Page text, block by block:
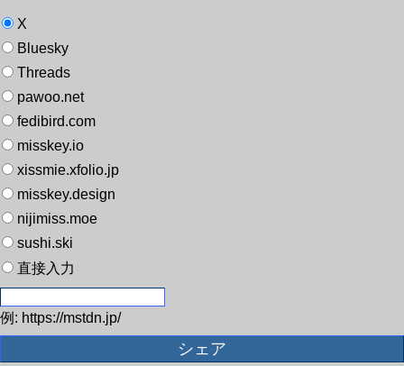
X
Bluesky
Threads
pawoo.net
fedibird.com
misskey.io
xissmie.xfolio.jp
misskey.design
nijimiss.moe
sushi.ski
直接入力
例: https://mstdn.jp/